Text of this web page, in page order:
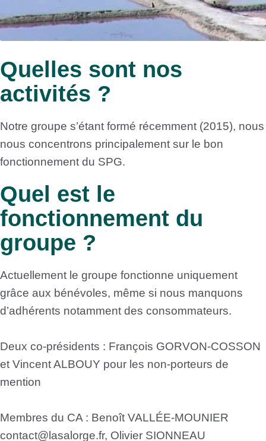
Quelles sont nos
activités ?
Notre groupe s’étant formé récemment (2015), nous
nous concentrons principalement sur le bon
fonctionnement du SPG.
Quel est le
fonctionnement du
groupe ?
Actuellement le groupe fonctionne uniquement
grâce aux bénévoles, même si nous manquons
d’adhérents notamment des consommateurs.
Deux co-présidents : François GORVON-COSSON
et Vincent ALBOUY pour les non-porteurs de
mention
Membres du CA : Benoît VALLÉE-MOUNIER
contact@lasalorge.fr, Olivier SIONNEAU